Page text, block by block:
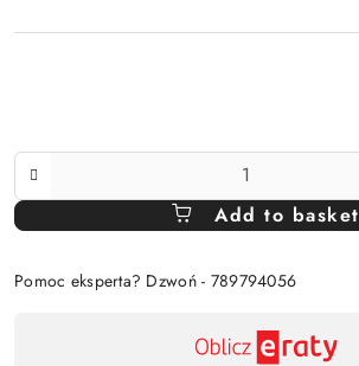
Add to basket
Pomoc eksperta? Dzwoń - 789794056